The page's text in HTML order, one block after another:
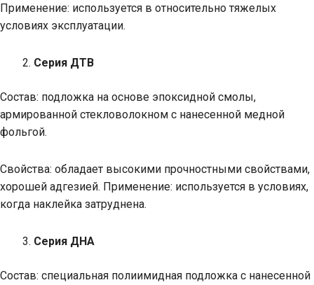
Применение: используется в относительно тяжелых
условиях эксплуатации.
Серия ДТВ
Состав: подложка на основе эпоксидной смолы,
армированной стекловолокном с нанесенной медной
фольгой.
Свойства: обладает высокими прочностными свойствами,
хорошей адгезией. Применение: используется в условиях,
когда наклейка затруднена.
Серия ДНА
Состав: специальная полиимидная подложка с нанесенной